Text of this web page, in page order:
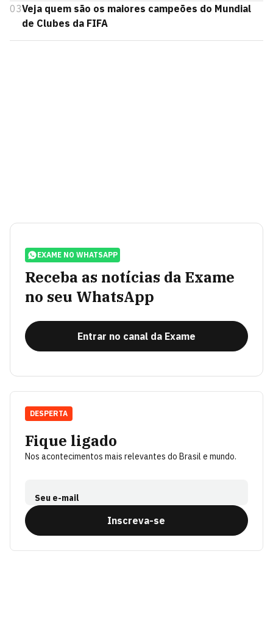
03Veja quem são os maiores campeões do Mundial
de Clubes da FIFA
EXAME NO WHATSAPP
Receba as notícias da Exame
no seu WhatsApp
Entrar no canal da Exame
Fique ligado
Nos acontecimentos mais relevantes do Brasil e mundo.
Seu e-mail
Inscreva-se
DESPERTA